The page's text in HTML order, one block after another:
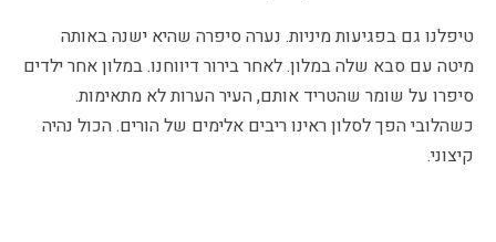
טיפלנו גם בפגיעות מיניות. נערה סיפרה שהיא ישנה באותה
מיטה עם סבא שלה במלון. לאחר בירור דיווחנו. במלון אחר ילדים
סיפרו על שומר שהטריד אותם, העיר הערות לא מתאימות.
כשהלובי הפך לסלון ראינו ריבים אלימים של הורים. הכול נהיה
קיצוני.